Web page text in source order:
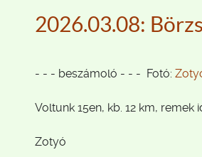
2026.03.08:
- - - beszámoló - - - Fotó:
Voltunk 15en, kb. 12 km, remek
Zotyó